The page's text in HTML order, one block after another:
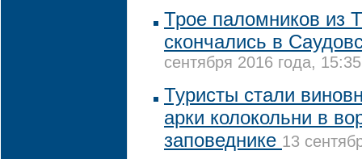
Трое паломников из
скончались в
сентября 2016 года, 15:35
Туристы стали
арки колокольни в
заповеднике 13